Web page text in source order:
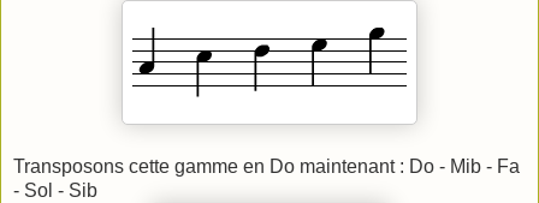
Transposons cette gamme en Do maintenant : Do - Mib - Fa
- Sol - Sib